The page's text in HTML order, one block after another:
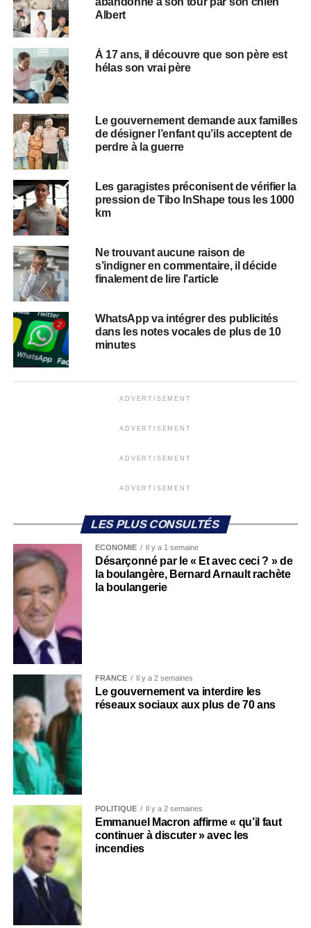
Albert
À 17 ans, il découvre que son père est
hélas son vrai père
Le gouvernement demande aux familles
de désigner l’enfant qu’ils acceptent de
perdre à la guerre
Les garagistes préconisent de vérifier la
pression de Tibo InShape tous les 1000
km
Ne trouvant aucune raison de
s’indigner en commentaire, il décide
finalement de lire l’article
WhatsApp va intégrer des publicités
dans les notes vocales de plus de 10
minutes
ADVERTISEMENT
ADVERTISEMENT
ADVERTISEMENT
ADVERTISEMENT
LES PLUS CONSULTÉS
ECONOMIE Il y a 1 semaine
Désarçonné par le « Et avec ceci ? » de
la boulangère, Bernard Arnault rachète
la boulangerie
FRANCE Il y a 2 semaines
Le gouvernement va interdire les
réseaux sociaux aux plus de 70 ans
POLITIQUE Il y a 2 semaines
Emmanuel Macron affirme « qu’il faut
continuer à discuter » avec les
incendies